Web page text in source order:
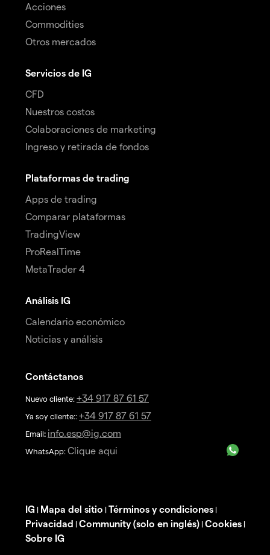
Acciones
Commodities
Otros mercados
Servicios de IG
CFD
Nuestros costos
Colaboraciones de marketing
Ingreso y retirada de fondos
Plataformas de trading
Apps de trading
Comparar plataformas
TradingView
ProRealTime
MetaTrader 4
Análisis IG
Calendario económico
Noticias y análisis
Contáctanos
Nuevo cliente: +34 917 87 61 57
Ya soy cliente:: +34 917 87 61 57
Email: info.esp@ig.com
WhatsApp: Clique aqui
IG | Mapa del sitio | Términos y condiciones |
Privacidad | Community (solo en inglés) | Cookies |
Sobre IG